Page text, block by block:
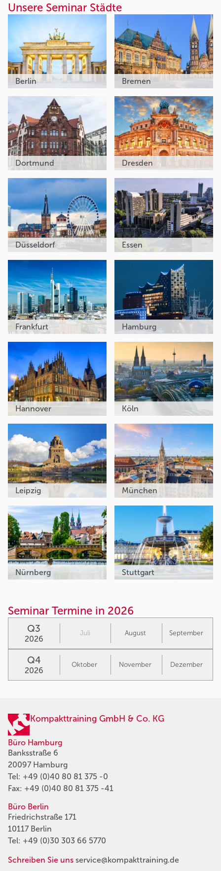
Unsere Seminar Städte
Berlin Bremen
Dortmund Dresden
Düsseldorf Essen
Frankfurt Hamburg
Hannover Köln
Leipzig München
Nürnberg Stuttgart
Seminar Termine in 2026
Q3
2026
Juli August September
Q4
2026
Oktober November Dezember
Kompakttraining GmbH & Co. KG
Büro Hamburg
Banksstraße 6
20097 Hamburg
Tel: +49 (0)40 80 81 375 -0
Fax: +49 (0)40 80 81 375 -41
Büro Berlin
Friedrichstraße 171
10117 Berlin
Tel: +49 (0)30 303 66 5770
Schreiben Sie uns service@kompakttraining.de